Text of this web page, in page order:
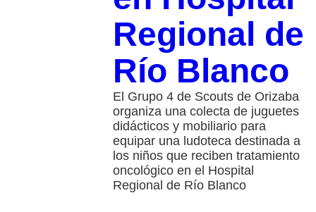
Regional de
Río Blanco
El Grupo 4 de Scouts de Orizaba
organiza una colecta de juguetes
didácticos y mobiliario para
equipar una ludoteca destinada a
los niños que reciben tratamiento
oncológico en el Hospital
Regional de Río Blanco